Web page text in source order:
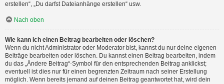
erstellen“, „Du darfst Dateianhänge erstellen“ usw.
Nach oben
Wie kann ich einen Beitrag bearbeiten oder löschen?
Wenn du nicht Administrator oder Moderator bist, kannst du nur deine eigenen
Beiträge bearbeiten oder löschen. Du kannst einen Beitrag bearbeiten, indem
du das „Ändere Beitrag“-Symbol für den entsprechenden Beitrag anklickst;
eventuell ist dies nur für einen begrenzten Zeitraum nach seiner Erstellung
möglich. Wenn bereits jemand auf deinen Beitrag geantwortet hat, wird dein